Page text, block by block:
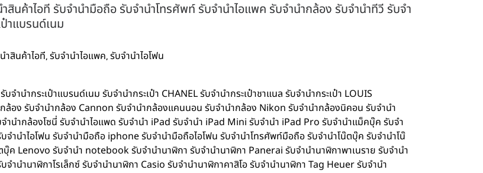
นค้าไอที รับจำนำมือถือ รับจำนำโทรศัพท์ รับจำนำไอแพค รับจำนำกล้อง รับจำนำทีวี รับจำ
าแบรนด์เนม
ำสินค้าไอที,รับจำนำไอแพค,รับจำนำไอโฟน
จำนำกระเป๋าแบรนด์เนม รับจำนำกระเป๋า CHANEL รับจำนำกระเป๋าชาแนล รับจำนำกระเป๋า LOUIS
กล้อง รับจำนำกล้อง Cannon รับจำนำกล้องแคนนอน รับจำนำกล้อง Nikon รับจำนำกล้องนิคอน รับจำนำ
ำนำกล้องโซนี่ รับจำนำไอแพด รับจำนำ iPad รับจำนำ iPad Mini รับจำนำ iPad Pro รับจำนำแม็คบุ๊ค รับจำ
ำนำไอโฟน รับจำนำมือถือ iphone รับจำนำมือถือไอโฟน รับจำนำโทรศัพท์มือถือ รับจำนำโน๊ตบุ๊ค รับจำนำโน๊
ค Lenovo รับจำนำ notebook รับจำนำนาฬิกา รับจำนำนาฬิกา Panerai รับจำนำนาฬิกาพาเนราย รับจำนำ
ำนำนาฬิกาโรเล็กซ์ รับจำนำนาฬิกา Casio รับจำนำนาฬิกาคาสิโอ รับจำนำนาฬิกา Tag Heuer รับจำนำ